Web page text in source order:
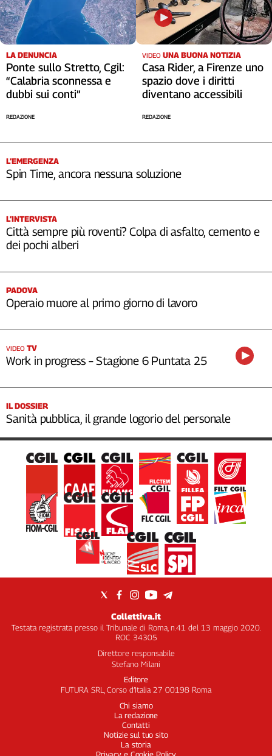
La
redazione
Newsletter
LA DENUNCIA
Ponte sullo Stretto, Cgil:
“Calabria sconnessa e
dubbi sui conti”
REDAZIONE
VIDEO UNA BUONA NOTIZIA
Casa Rider, a Firenze uno
spazio dove i diritti
diventano accessibili
REDAZIONE
L’EMERGENZA
Spin Time, ancora nessuna soluzione
L’INTERVISTA
Città sempre più roventi? Colpa di asfalto, cemento e
dei pochi alberi
PADOVA
Operaio muore al primo giorno di lavoro
VIDEO TV
Work in progress – Stagione 6 Puntata 25
IL DOSSIER
Sanità pubblica, il grande logorio del personale
Collettiva.it
Testata registrata presso il Tribunale di Roma, n.41 del 13 maggio 2020.
ROC 34305
Direttore responsabile
Stefano Milani
Editore
FUTURA SRL, Corso d’Italia 27 00198 Roma
Chi siamo
La redazione
Contatti
Notizie sul tuo sito
La storia